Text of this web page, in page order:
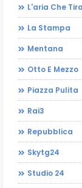
L'aria Che Tira
La Stampa
Mentana
Otto E Mezzo
Piazza Pulita
Rai3
Repubblica
Skytg24
Studio 24